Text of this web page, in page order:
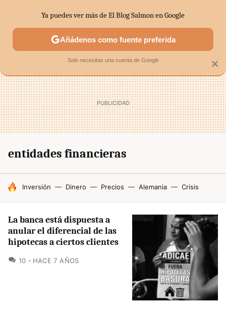
SECTORES ECONOMÍA DOMÉSTICA MERCADOS
entidades financieras
HOY SE HABLA DE
Inversión Dinero Precios Alemania Crisis
La banca está dispuesta a
anular el diferencial de las
hipotecas a ciertos clientes
10 COMENTARIOS
HACE 7 AÑOS
×
Ya puedes ver más de El Blog Salmon en Google
Añádenos como fuente preferida
Solo necesitas una cuenta de Google